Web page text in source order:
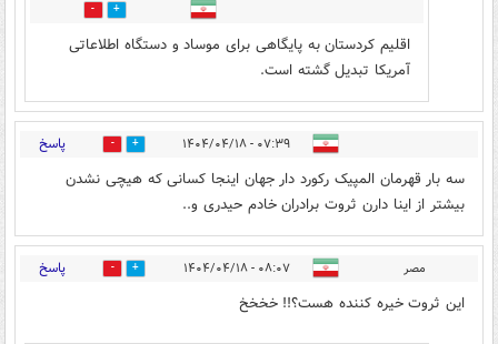
1
اقلیم کردستان به پایگاهی برای موساد و دستگاه اطلاعاتی
آمریکا تبدیل گشته است.
۰۷:۳۹ - ۱۴۰۴/۰۴/۱۸ 1 پاسخ
سه بار قهرمان المپیک رکورد دار جهان اینجا کسانی که هیچی نشدن
بیشتر از اینا دارن ثروت برادران خادم حیدری و..
مصر ۰۸:۰۷ - ۱۴۰۴/۰۴/۱۸ 7 پاسخ
این ثروت خیره کننده هست؟!! خخخخ